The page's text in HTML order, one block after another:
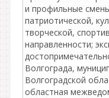
и профильные
патриотической,
творческой,
направленности;
Волгограда,
Волгоградской
областная